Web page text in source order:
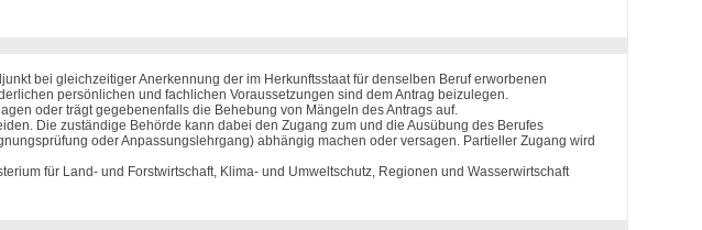
bei gleichzeitiger Anerkennung der im Herkunftsstaat für denselben Beruf erworbenen
persönlichen und fachlichen Voraussetzungen sind dem Antrag beizulegen.
oder trägt gegebenenfalls die Behebung von Mängeln des Antrags auf.
Die zuständige Behörde kann dabei den Zugang zum und die Ausübung des Berufes
oder Anpassungslehrgang) abhängig machen oder versagen. Partieller Zugang wird
für Land- und Forstwirtschaft, Klima- und Umweltschutz, Regionen und Wasserwirtschaft